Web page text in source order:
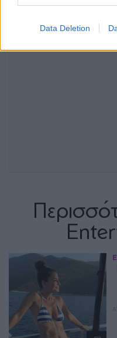
Data Deletion